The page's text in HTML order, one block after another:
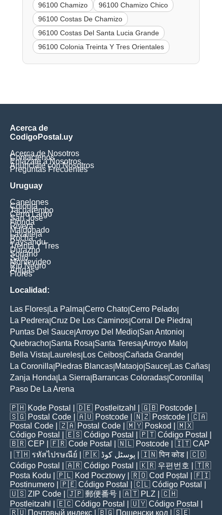
96100 Chamizo
96100 Chamizo Chico
96100 Costas De Chamizo
96100 Costas Del Santa Lucia Grande
96100 Colonia Treinta Y Tres Orientales
Acerca de
CodigoPostal.uy
Acerca de Nosotros
Contáctenos
Enlázate a Nosotros
Anúnciate con Nosotros
Preguntas Frecuentes
Uruguay
Canelones
Colonia
Tacuarembo
Cerro Largo
San Jose
Florida
Rivera
Maldonado
Lavalleja
Rocha
Paysandu
Treinta Y Tres
Durazno
Soriano
Salto
Montevideo
Rio Negro
Artigas
Flores
Localidad:
Las Flores La Palma Cerro Chato Cerro Pelado
La Pedrera Cruz De Los Caminos Corral De Piedra
Puntas Del Sauce Arroyo Del Medio San Antonio
Quebracho Santa Rosa Santa Teresa Arroyo Malo
Bella Vista Laureles Los Ceibos Cañada Grande
La Coronilla Piedras Blancas Mataojo Sauce Las Cañas
Zanja Honda La Sierra Barrancas Coloradas Coronilla
Paso De La Arena
🇵🇭 Kode Postal | 🇩🇪 Postleitzahl | 🇬🇧 Postcode
🇸🇬 Postal Code | 🇦🇺 Postcode | 🇳🇿 Postcode | 🇨🇦
Postal Code | 🇿🇦 Postal Code | 🇲🇾 Poskod
| 🇲🇽
Código Postal
| 🇪🇸 Código Postal | 🇵🇹 Código Postal
🇧🇷 CEP | 🇫🇷 Code Postal | 🇳🇱 Postcode | 🇮🇹 CAP
| 🇹🇭 รหัสไปรษณีย์ | 🇵🇰 پوسٹل کوڈ | 🇮🇳पिन कोड | 🇨🇴
Código Postal
| 🇦🇷 Código Postal | 🇰🇷 우편번호
| 🇹🇷
Posta Kodu | 🇵🇱 Kod Pocztowy | 🇷🇴 Cod Poștal
| 🇫🇮
Postinumero | 🇵🇪 Código Postal | 🇨🇱 Código Postal
🇺🇸 ZIP Code | 🇯🇵 郵便番号 | 🇦🇹 PLZ | 🇨🇭
Postleitzahl
| 🇪🇨 Código Postal | 🇺🇾 Código Postal
🇷🇺 Почтовый индекс | 🇧🇬 Пощенски код | 🇸🇪